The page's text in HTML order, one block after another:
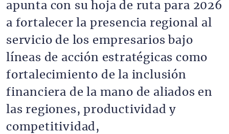
apunta con su hoja de ruta para 2026
a fortalecer la presencia regional al
servicio de los empresarios bajo
líneas de acción estratégicas como
fortalecimiento de la inclusión
financiera de la mano de aliados en
las regiones, productividad y
competitividad,